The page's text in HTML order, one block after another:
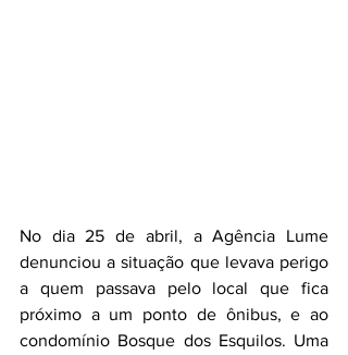
No dia 25 de abril, a Agência Lume
denunciou a situação que levava perigo
a quem passava pelo local que fica
próximo a um ponto de ônibus, e ao
condomínio Bosque dos Esquilos. Uma